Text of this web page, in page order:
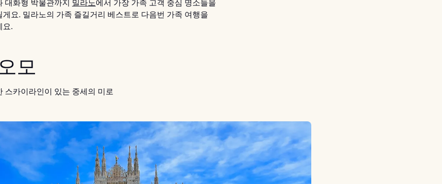
대화형 박물관까지 밀라노에서 가장 가족 고객 중심 명소들을
게요. 밀라노의 가족 즐길거리 베스트로 다음번 가족 여행을
요.
모
스카이라인이 있는 중세의 미로